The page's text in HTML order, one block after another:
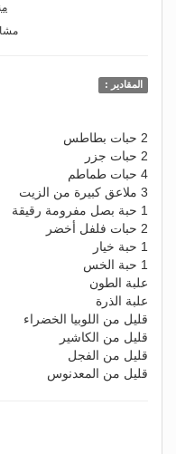
منذ
المقادير :
2 حبات بطاطس
2 حبات جزر
4 حبات طماطم
3 ملاعق كبيرة من الزيت
1 حبة بصل مفرومة رقيقة
2 حبات فلفل أخضر
1 حبة خيار
1 حبة الخس
علبة الطون
علبة الذرة
قليل من اللوبيا الخضراء
قليل من الكاشير
قليل من الفجل
قليل من المعدنوس